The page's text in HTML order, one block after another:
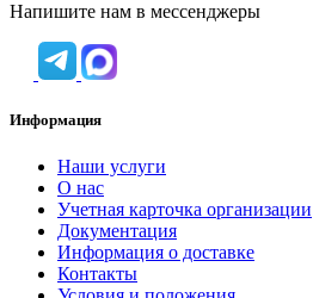
Напишите нам в мессенджеры
Информация
Наши услуги
O нас
Учетная карточка организации
Документация
Информация о доставке
Контакты